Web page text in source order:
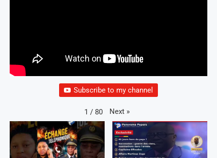
Subscribe to my channel
1 / 80 Next »